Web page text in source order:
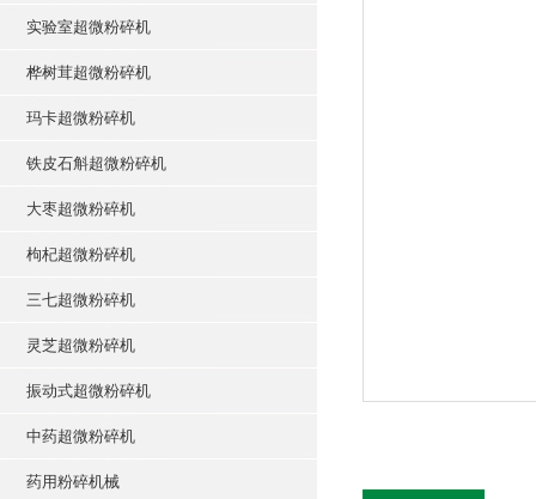
实验室超微粉碎机
桦树茸超微粉碎机
玛卡超微粉碎机
铁皮石斛超微粉碎机
大枣超微粉碎机
枸杞超微粉碎机
三七超微粉碎机
灵芝超微粉碎机
振动式超微粉碎机
中药超微粉碎机
药用粉碎机械